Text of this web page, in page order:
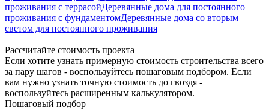
проживания с террасойДеревянные дома для постоянного
проживания с фундаментомДеревянные дома со вторым
светом для постоянного проживания
Рассчитайте стоимость проекта
Если хотите узнать примерную стоимость строительства всего
за пару шагов - воспользуйтесь пошаговым подбором. Если
вам нужно узнать точную стоимость до гвоздя -
воспользуйтесь расширенным калькулятором.
Пошаговый подбор